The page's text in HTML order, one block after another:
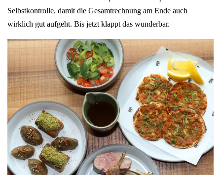
Selbstkontrolle, damit die Gesamtrechnung am Ende auch
wirklich gut aufgeht. Bis jetzt klappt das wunderbar.